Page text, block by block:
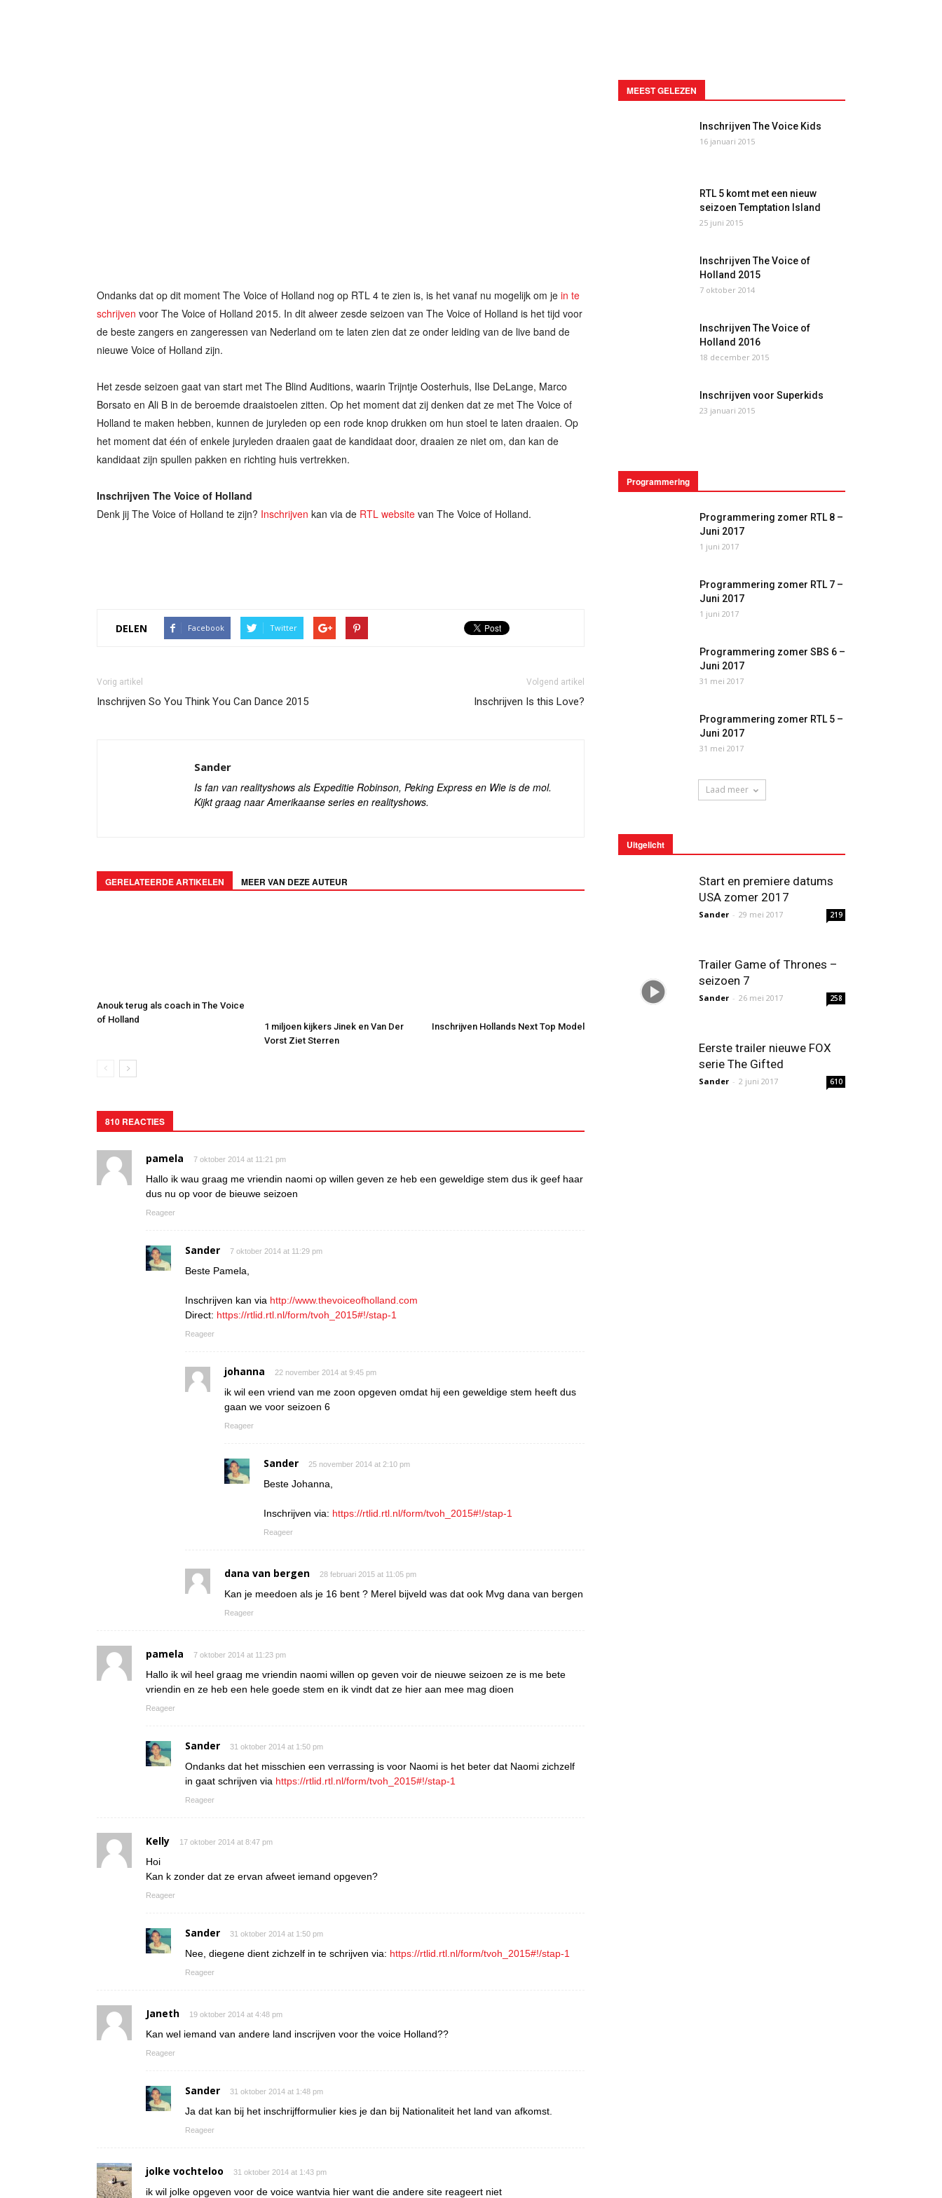
Ondanks dat op dit moment The Voice of Holland nog op RTL 4 te zien is, is het vanaf nu mogelijk om je in te
schrijven voor The Voice of Holland 2015. In dit alweer zesde seizoen van The Voice of Holland is het tijd voor
de beste zangers en zangeressen van Nederland om te laten zien dat ze onder leiding van de live band de
nieuwe Voice of Holland zijn.
Het zesde seizoen gaat van start met The Blind Auditions, waarin Trijntje Oosterhuis, Ilse DeLange, Marco
Borsato en Ali B in de beroemde draaistoelen zitten. Op het moment dat zij denken dat ze met The Voice of
Holland te maken hebben, kunnen de juryleden op een rode knop drukken om hun stoel te laten draaien. Op
het moment dat één of enkele juryleden draaien gaat de kandidaat door, draaien ze niet om, dan kan de
kandidaat zijn spullen pakken en richting huis vertrekken.
Inschrijven The Voice of Holland
Denk jij The Voice of Holland te zijn? Inschrijven kan via de RTL website van The Voice of Holland.
DELEN Facebook Twitter
Vorig artikel
Inschrijven So You Think You Can Dance 2015
Volgend artikel
Inschrijven Is this Love?
Sander
Is fan van realityshows als Expeditie Robinson, Peking Express en Wie is de mol.
Kijkt graag naar Amerikaanse series en realityshows.
GERELATEERDE ARTIKELEN MEER VAN DEZE AUTEUR
Anouk terug als coach in The Voice
of Holland
1 miljoen kijkers Jinek en Van Der
Vorst Ziet Sterren
Inschrijven Hollands Next Top Model
810 REACTIES
pamela 7 oktober 2014 at 11:21 pm
Hallo ik wau graag me vriendin naomi op willen geven ze heb een geweldige stem dus ik geef haar
dus nu op voor de bieuwe seizoen
Reageer
Sander 7 oktober 2014 at 11:29 pm
Beste Pamela,
Inschrijven kan via http://www.thevoiceofholland.com
Direct: https://rtlid.rtl.nl/form/tvoh_2015#!/stap-1
Reageer
johanna 22 november 2014 at 9:45 pm
ik wil een vriend van me zoon opgeven omdat hij een geweldige stem heeft dus
gaan we voor seizoen 6
Reageer
Sander 25 november 2014 at 2:10 pm
Beste Johanna,
Inschrijven via: https://rtlid.rtl.nl/form/tvoh_2015#!/stap-1
Reageer
dana van bergen 28 februari 2015 at 11:05 pm
Kan je meedoen als je 16 bent ? Merel bijveld was dat ook Mvg dana van bergen
Reageer
pamela 7 oktober 2014 at 11:23 pm
Hallo ik wil heel graag me vriendin naomi willen op geven voir de nieuwe seizoen ze is me bete
vriendin en ze heb een hele goede stem en ik vindt dat ze hier aan mee mag dioen
Reageer
Sander 31 oktober 2014 at 1:50 pm
Ondanks dat het misschien een verrassing is voor Naomi is het beter dat Naomi zichzelf
in gaat schrijven via https://rtlid.rtl.nl/form/tvoh_2015#!/stap-1
Reageer
Kelly 17 oktober 2014 at 8:47 pm
Hoi
Kan k zonder dat ze ervan afweet iemand opgeven?
Reageer
Sander 31 oktober 2014 at 1:50 pm
Nee, diegene dient zichzelf in te schrijven via: https://rtlid.rtl.nl/form/tvoh_2015#!/stap-1
Reageer
Janeth 19 oktober 2014 at 4:48 pm
Kan wel iemand van andere land inscrijven voor the voice Holland??
Reageer
Sander 31 oktober 2014 at 1:48 pm
Ja dat kan bij het inschrijfformulier kies je dan bij Nationaliteit het land van afkomst.
Reageer
jolke vochteloo 31 oktober 2014 at 1:43 pm
ik wil jolke opgeven voor de voice wantvia hier want die andere site reageert niet
MEEST GELEZEN
Inschrijven The Voice Kids
16 januari 2015
RTL 5 komt met een nieuw
seizoen Temptation Island
25 juni 2015
Inschrijven The Voice of
Holland 2015
7 oktober 2014
Inschrijven The Voice of
Holland 2016
18 december 2015
Inschrijven voor Superkids
23 januari 2015
Programmering
Programmering zomer RTL 8 –
Juni 2017
1 juni 2017
Programmering zomer RTL 7 –
Juni 2017
1 juni 2017
Programmering zomer SBS 6 –
Juni 2017
31 mei 2017
Programmering zomer RTL 5 –
Juni 2017
31 mei 2017
Laad meer
Uitgelicht
Start en premiere datums
USA zomer 2017
Sander - 29 mei 2017 219
Trailer Game of Thrones –
seizoen 7
Sander - 26 mei 2017 258
Eerste trailer nieuwe FOX
serie The Gifted
Sander - 2 juni 2017 610